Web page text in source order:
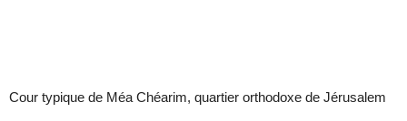
Cour typique de Méa Chéarim, quartier orthodoxe de Jérusalem